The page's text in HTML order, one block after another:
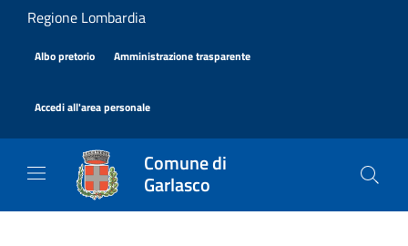
Salta al contenuto principale
Regione Lombardia
Albo pretorio Amministrazione trasparente
Accedi all'area personale
Comune di
Garlasco